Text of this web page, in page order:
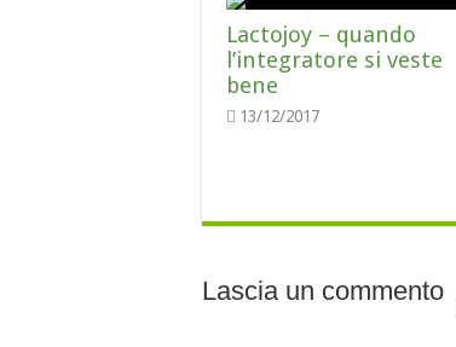
Lactojoy – quando
l’integratore si veste
bene
13/12/2017
Lascia un commento